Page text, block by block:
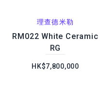
理查德米勒
RM022 White Ceramic
RG
HK$7,800,000